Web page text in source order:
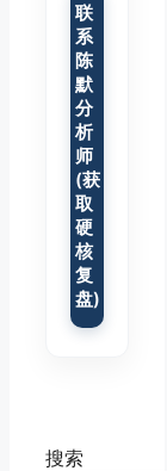
联
系
陈
默
分
析
师
(获
取
硬
核
复
盘)
搜索